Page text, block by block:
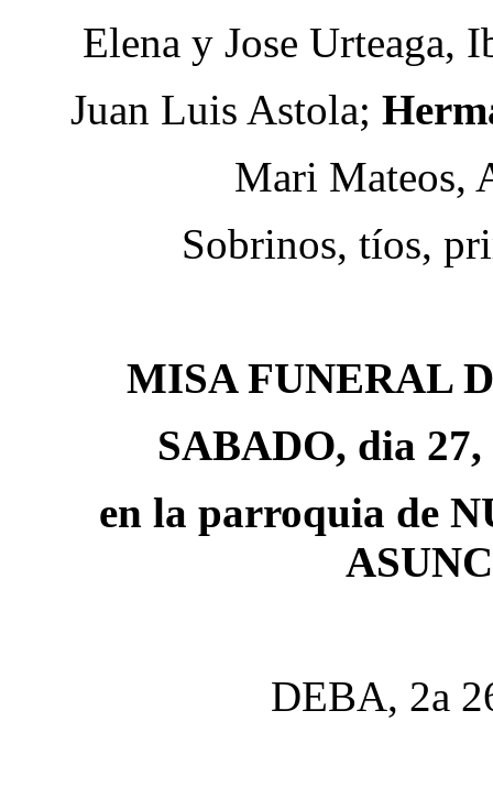
Elena y Jose Urteaga,
Juan Luis Astola;
Mari Mateos,
Sobrinos, tíos,
MISA FUNERAL
SABADO, dia
en la parroquia de
DEBA, 2a